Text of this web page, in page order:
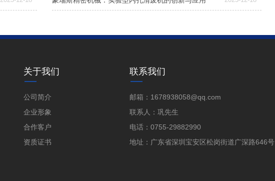
关于我们
公司简介
企业形象
合作客户
资质证书
联系我们
邮箱：1678938058@qq.com
联系人：巩先生
电话：0755-29882990
地址：广东省深圳宝安区松岗街道广深路646号